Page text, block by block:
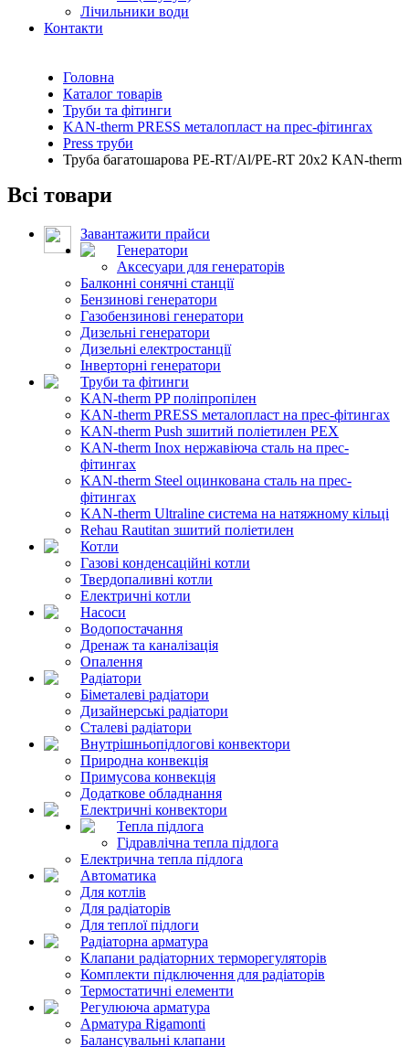
Лічильники води
Контакти
Головна
Каталог товарів
Труби та фітинги
KAN-therm PRESS металопласт на прес-фітингах
Press труби
Труба багатошарова PE-RT/Al/PE-RT 20x2 KAN-therm
Всі товари
Завантажити прайси
Генератори
Аксесуари для генераторів
Балконні сонячні станції
Бензинові генератори
Газобензинові генератори
Дизельні генератори
Дизельні електростанції
Інверторні генератори
Труби та фітинги
KAN-therm PP поліпропілен
KAN-therm PRESS металопласт на прес-фітингах
KAN-therm Push зшитий поліетилен PEX
KAN-therm Inox нержавіюча сталь на прес-
фітингах
KAN-therm Steel оцинкована сталь на прес-
фітингах
KAN-therm Ultraline система на натяжному кільці
Rehau Rautitan зшитий поліетилен
Котли
Газові конденсаційні котли
Твердопаливні котли
Електричні котли
Насоси
Водопостачання
Дренаж та каналізація
Опалення
Радіатори
Біметалеві радіатори
Дизайнерські радіатори
Сталеві радіатори
Внутрішньопідлогові конвектори
Природна конвекція
Примусова конвекція
Додаткове обладнання
Електричні конвектори
Тепла підлога
Гідравлічна тепла підлога
Електрична тепла підлога
Автоматика
Для котлів
Для радіаторів
Для теплої підлоги
Радіаторна арматура
Клапани радіаторних терморегуляторів
Комплекти підключення для радіаторів
Термостатичні елементи
Регулююча арматура
Арматура Rigamonti
Балансувальні клапани